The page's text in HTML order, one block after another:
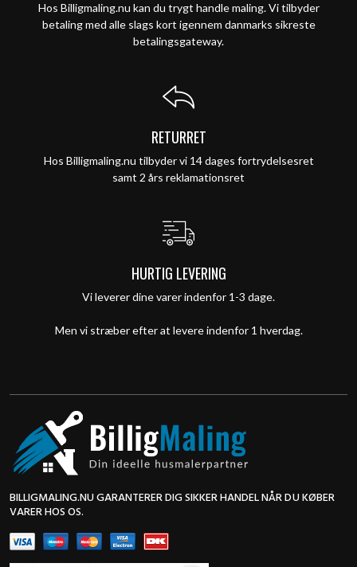
Hos Billigmaling.nu kan du trygt handle maling. Vi tilbyder
betaling med alle slags kort igennem danmarks sikreste
betalingsgateway.
RETURRET
Hos Billigmaling.nu tilbyder vi 14 dages fortrydelsesret
samt 2 års reklamationsret
HURTIG LEVERING
Vi leverer dine varer indenfor 1-3 dage.
Men vi stræber efter at levere indenfor 1 hverdag.
BILLIGMALING.NU GARANTERER DIG SIKKER HANDEL NÅR DU KØBER
VARER HOS OS.